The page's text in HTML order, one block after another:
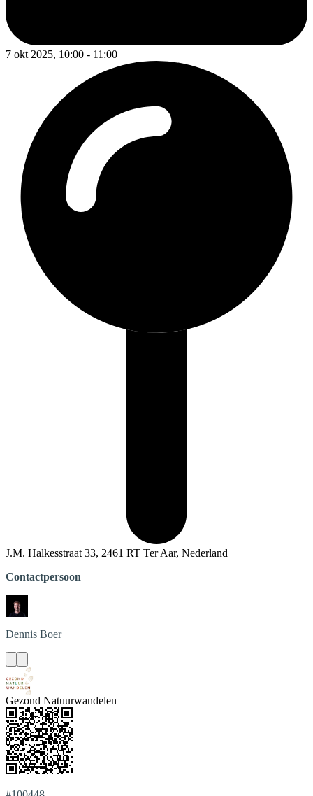
7 okt 2025, 10:00 - 11:00
J.M. Halkesstraat 33, 2461 RT Ter Aar, Nederland
Contactpersoon
Dennis Boer
Gezond Natuurwandelen